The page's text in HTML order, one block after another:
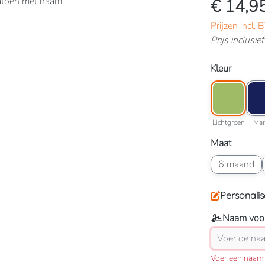
€
Prijzen incl.
Prijs
Selecteer
Kleur
Kleuroptie:
Lichtgroen
Selecteer
Maat
6 maand
Maatoptie: 6
Naam
Voer een